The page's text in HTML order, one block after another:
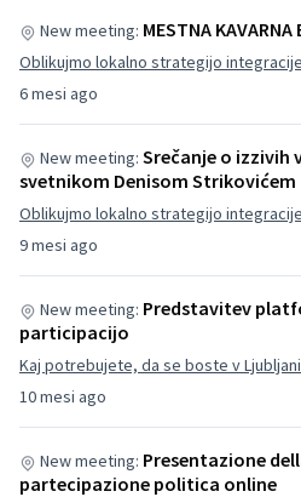
6 mesi ago
New meeting: MESTNA KAVARNA
Oblikujmo lokalno strategijo integracije
9 mesi ago
New meeting: Srečanje o izzivih
svetnikom Denisom Strikovićem
Oblikujmo lokalno strategijo integracije
10 mesi ago
New meeting: Predstavitev
participacijo
Kaj potrebujete, da se boste v
New meeting: Presentazione
partecipazione politica online